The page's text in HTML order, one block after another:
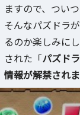
ますので、つい
そんなパズドラ
るのか楽しみに
された「パズド
情報が解禁され